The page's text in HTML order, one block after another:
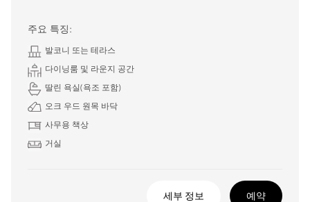
주요 특징:
발코니 또는 테라스
다이닝룸 및 라운지 공간
딸린 욕실(욕조 포함)
오크 우드 원목 바닥
사무용 책상
거실
세부 정보 예약